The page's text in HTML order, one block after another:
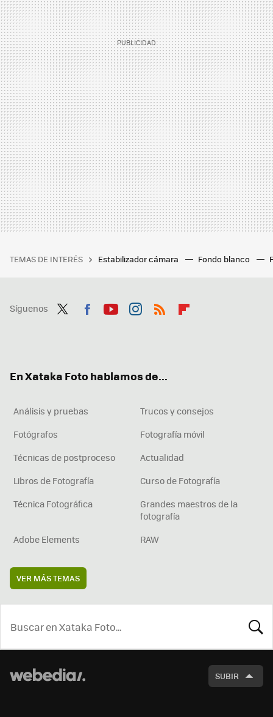
TEMAS DE INTERÉS Estabilizador cámara Fondo blanco
Síguenos
En Xataka Foto hablamos de...
Análisis y pruebas
Trucos y consejos
Fotógrafos
Fotografía móvil
Técnicas de postproceso
Actualidad
Libros de Fotografía
Curso de Fotografía
Técnica Fotográfica
Grandes maestros de la
fotografía
Adobe Elements
RAW
VER MÁS TEMAS
SUBIR